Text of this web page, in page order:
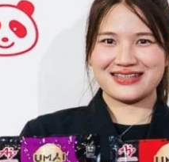
มเป้าหมายหลักNutrition &
AminoNITE,